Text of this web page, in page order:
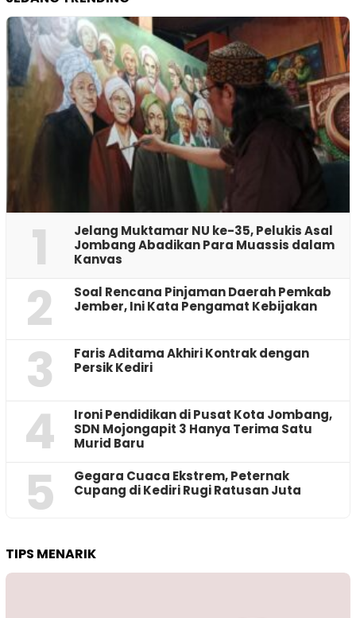
1
Jelang Muktamar NU ke-35, Pelukis Asal
Jombang Abadikan Para Muassis dalam
Kanvas
2
‎Soal Rencana Pinjaman Daerah Pemkab
Jember, Ini Kata Pengamat Kebijakan ‎
3
Faris Aditama Akhiri Kontrak dengan
Persik Kediri
4
Ironi Pendidikan di Pusat Kota Jombang,
SDN Mojongapit 3 Hanya Terima Satu
Murid Baru
5
‎Gegara Cuaca Ekstrem, Peternak
Cupang di Kediri Rugi Ratusan Juta
TIPS MENARIK